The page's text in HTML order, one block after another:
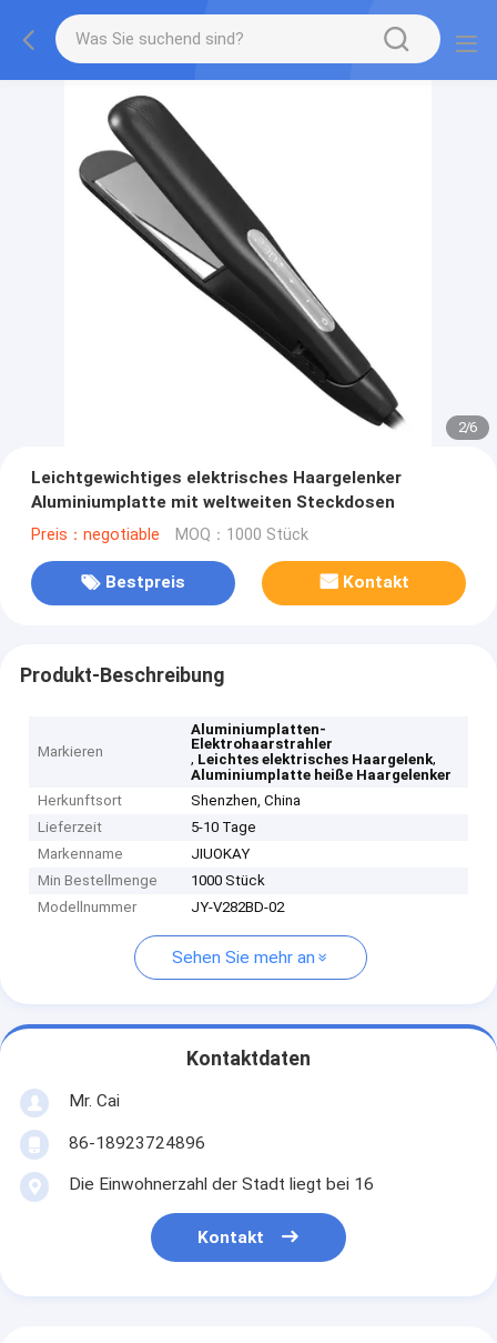
2/6
Leichtgewichtiges elektrisches Haargelenker
Aluminiumplatte mit weltweiten Steckdosen
Preis：negotiable MOQ：1000 Stück
Bestpreis Kontakt
Produkt-Beschreibung
Markieren
Aluminiumplatten-
Elektrohaarstrahler
, Leichtes elektrisches Haargelenk,
Aluminiumplatte heiße Haargelenker
Herkunftsort
Shenzhen, China
Lieferzeit
5-10 Tage
Markenname
JIUOKAY
Min Bestellmenge
1000 Stück
Modellnummer
JY-V282BD-02
Sehen Sie mehr an
Kontaktdaten
Mr. Cai
86-18923724896
Die Einwohnerzahl der Stadt liegt bei 16
Kontakt